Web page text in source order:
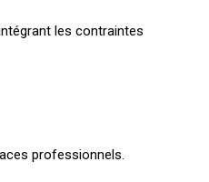
les contraintes
professionnels.